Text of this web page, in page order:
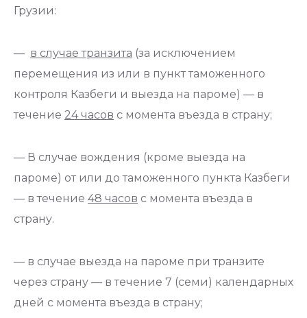
Грузии:
— в случае транзита (за исключением
перемещения из или в пункт таможенного
контроля Казбеги и выезда на пароме) — в
течение 24 часов с момента въезда в страну;
— В случае вождения (кроме выезда на
пароме) от или до таможенного пункта Казбеги
— в течение 48 часов с момента въезда в
страну.
— в случае выезда на пароме при транзите
через страну — в течение 7 (семи) календарных
дней с момента въезда в страну;